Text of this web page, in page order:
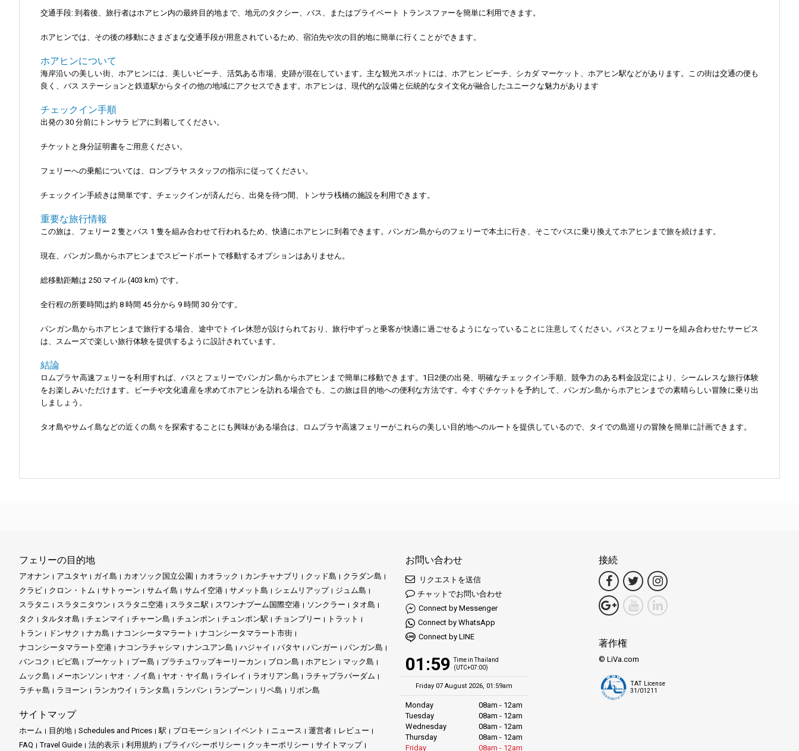
交通手段: 到着後、旅行者はホアヒン内の最終目的地まで、地元のタクシー、バス、またはプライベート トランスファーを簡単に利用できます。
ホアヒンでは、その後の移動にさまざまな交通手段が用意されているため、宿泊先や次の目的地に簡単に行くことができます。
ホアヒンについて
海岸沿いの美しい街、ホアヒンには、美しいビーチ、活気ある市場、史跡が混在しています。主な観光スポットには、ホアヒン ビーチ、シカダ マーケット、ホアヒン駅などがあります。この街は交通の便も
良く、バス ステーションと鉄道駅からタイの他の地域にアクセスできます。ホアヒンは、現代的な設備と伝統的なタイ文化が融合したユニークな魅力があります
チェックイン手順
出発の 30 分前にトンサラ ピアに到着してください。
チケットと身分証明書をご用意ください。
フェリーへの乗船については、ロンプラヤ スタッフの指示に従ってください。
チェックイン手続きは簡単です。チェックインが済んだら、出発を待つ間、トンサラ桟橋の施設を利用できます。
重要な旅行情報
この旅は、フェリー 2 隻とバス 1 隻を組み合わせて行われるため、快適にホアヒンに到着できます。パンガン島からのフェリーで本土に行き、そこでバスに乗り換えてホアヒンまで旅を続けます。
現在、パンガン島からホアヒンまでスピードボートで移動するオプションはありません。
総移動距離は 250 マイル (403 km) です。
全行程の所要時間は約 8 時間 45 分から 9 時間 30 分です。
パンガン島からホアヒンまで旅行する場合、途中でトイレ休憩が設けられており、旅行中ずっと乗客が快適に過ごせるようになっていることに注意してください。バスとフェリーを組み合わせたサービス
は、スムーズで楽しい旅行体験を提供するように設計されています。
結論
ロムプラヤ高速フェリーを利用すれば、バスとフェリーでパンガン島からホアヒンまで簡単に移動できます。1日2便の出発、明確なチェックイン手順、競争力のある料金設定により、シームレスな旅行体験
をお楽しみいただけます。ビーチや文化遺産を求めてホアヒンを訪れる場合でも、この旅は目的地への便利な方法です。今すぐチケットを予約して、パンガン島からホアヒンまでの素晴らしい冒険に乗り出
しましょう。
タオ島やサムイ島などの近くの島々を探索することにも興味がある場合は、ロムプラヤ高速フェリーがこれらの美しい目的地へのルートを提供しているので、タイでの島巡りの冒険を簡単に計画できます。
フェリーの目的地
アオナン アユタヤ ガイ島 カオソック国立公園 カオラック カンチャナブリ クッド島
クラダン島
クラビ
クロン・トム サトゥーン サムイ島 サムイ空港 サメット島 シェムリアップ
ジュム島
スラタニ
スラタニタウン スラタニ空港 スラタニ駅 スワンナプーム国際空港 ソンクラー
タオ島
タク
タルタオ島 チェンマイ チャーン島 チュンポン チュンポン駅 チョンブリー
トラット
トラン
ドンサク ナカ島 ナコンシータマラート
ナコンシータマラート市街
ナコンシータマラート空港
ナコンラチャシマ ナンユアン島 ハジャイ パタヤ パンガー
パンガン島
バンコク
ピピ島 プーケット プー島 プラチュワップキーリーカン ブロン島 ホアヒン
マック島
ムック島
メーホンソン ヤオ・ノイ島 ヤオ・ヤイ島 ライレイ ラオリアン島
ラチャプラパーダム
ラチャ島
ラヨーン ランカウイ ランタ島 ランパン ランプーン リペ島 リボン島
サイトマップ
ホーム 目的地 Schedules and Prices 駅 プロモーション イベント ニュース 運営者
レビュー
FAQ
Travel Guide 法的表示 利用規約 プライバシーポリシー クッキーポリシー サイトマップ
お問い合わせ
リクエストを送信
チャットでお問い合わせ
Connect by Messenger
Connect by WhatsApp
Connect by LINE
01:59 Time in Thailand
(UTC+07:00)
Friday 07 August 2026, 01:59am
Monday
08am - 12am
Tuesday
08am - 12am
Wednesday
08am - 12am
Thursday
08am - 12am
Friday
08am - 12am
接続
著作権
© LiVa.com
TAT License
31/01211